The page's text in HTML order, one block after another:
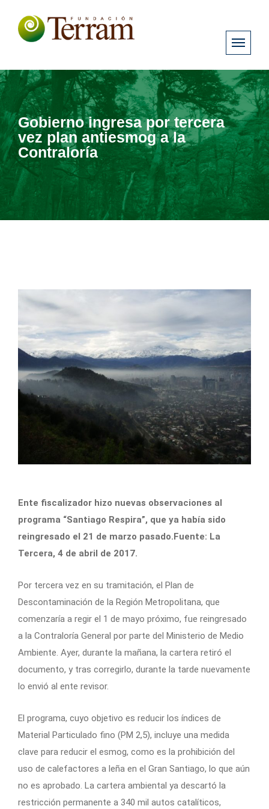
Gobierno ingresa por tercera
vez plan antiesmog a la
Contraloría
Ente fiscalizador hizo nuevas observaciones al
programa “Santiago Respira”, que ya había sido
reingresado el 21 de marzo pasado.Fuente: La
Tercera, 4 de abril de 2017.
Por tercera vez en su tramitación, el Plan de
Descontaminación de la Región Metropolitana, que
comenzaría a regir el 1 de mayo próximo, fue reingresado
a la Contraloría General por parte del Ministerio de Medio
Ambiente. Ayer, durante la mañana, la cartera retiró el
documento, y tras corregirlo, durante la tarde nuevamente
lo envió al ente revisor.
El programa, cuyo objetivo es reducir los índices de
Material Particulado fino (PM 2,5), incluye una medida
clave para reducir el esmog, como es la prohibición del
uso de calefactores a leña en el Gran Santiago, lo que aún
no es aprobado. La cartera ambiental ya descartó la
restricción permanente a 340 mil autos catalíticos,